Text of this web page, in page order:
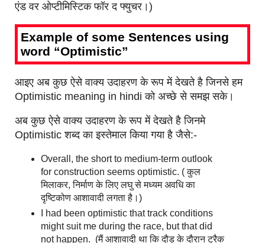
एंड वर ओप्टीमिस्टिक फॉर द फ्युचर।)
Example of some Sentences using
word “Optimistic”
आइए अब कुछ ऐसे वाक्य उदाहरण के रूप में देखते है जिनसे हम
Optimistic meaning in hindi को अच्छे से समझ सके।
अब कुछ ऐसे वाक्य उदाहरण के रूप में देखते है जिनमे
Optimistic शब्द का इस्तेमाल किया गया है जैसे:-
Overall, the short to medium-term outlook
for construction seems optimistic. ( कुल
मिलाकर, निर्माण के लिए लघु से मध्यम अवधि का
दृष्टिकोण आशावादी लगता है।)
I had been optimistic that track conditions
might suit me during the race, but that did
not happen. (मैं आशावादी था कि दौड़ के दौरान ट्रैक